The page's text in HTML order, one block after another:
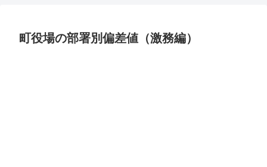
町役場の部署別偏差値（激務編）